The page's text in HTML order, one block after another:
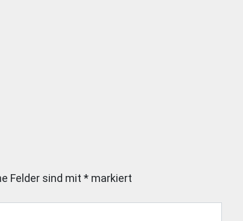
Felder sind mit * markiert